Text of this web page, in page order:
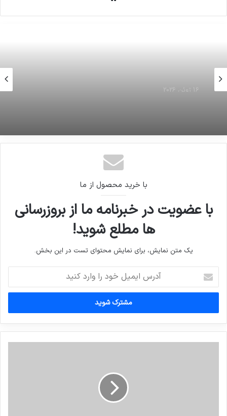
فولوکس قورباغه‌ای رو با دوچرخه پیوند زده
16 ژوئن 2026
با خرید محصول از ما
با عضویت در خبرنامه ما از بروزرسانی
ها مطلع شوید!
یک متن نمایش، برای نمایش محتوای تست در این بخش.
ایمیل
خود
وارد
کنید